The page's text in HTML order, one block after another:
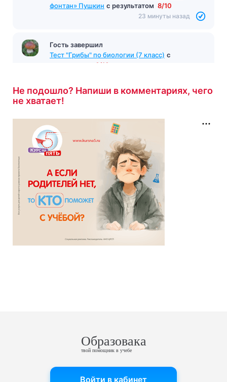
Беляев с результатом 10/10
21 минута назад
Гость завершил
Тест по произведению «Бахчисарайский
фонтан» Пушкин с результатом
Не подошло? Напиши в комментариях, чего
не хватает!
Образовака
твой помощник в учебе
Войти в кабинет